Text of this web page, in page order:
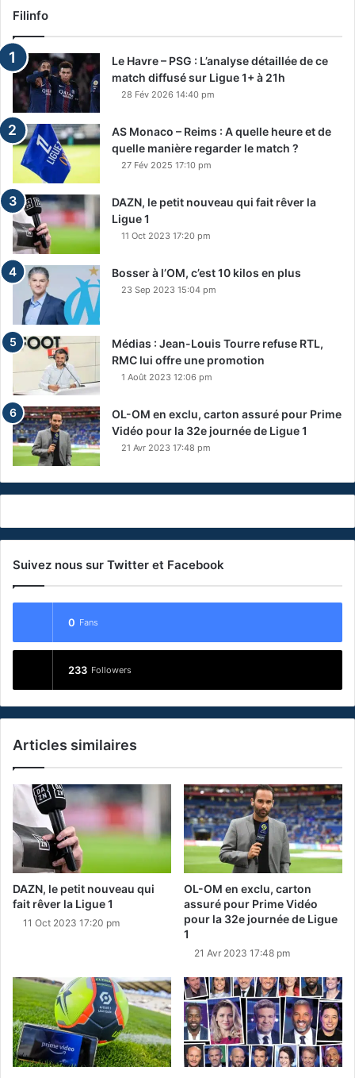
Filinfo
Le Havre – PSG : L’analyse détaillée de ce
match diffusé sur Ligue 1+ à 21h
28 Fév 2026 14:40 pm
AS Monaco – Reims : A quelle heure et de
quelle manière regarder le match ?
27 Fév 2025 17:10 pm
DAZN, le petit nouveau qui fait rêver la
Ligue 1
11 Oct 2023 17:20 pm
Bosser à l’OM, c’est 10 kilos en plus
23 Sep 2023 15:04 pm
Médias : Jean-Louis Tourre refuse RTL,
RMC lui offre une promotion
1 Août 2023 12:06 pm
OL-OM en exclu, carton assuré pour Prime
Vidéo pour la 32e journée de Ligue 1
21 Avr 2023 17:48 pm
Suivez nous sur Twitter et Facebook
0 Fans
233 Followers
Articles similaires
DAZN, le petit nouveau qui
fait rêver la Ligue 1
11 Oct 2023 17:20 pm
OL-OM en exclu, carton
assuré pour Prime Vidéo
pour la 32e journée de Ligue
1
21 Avr 2023 17:48 pm